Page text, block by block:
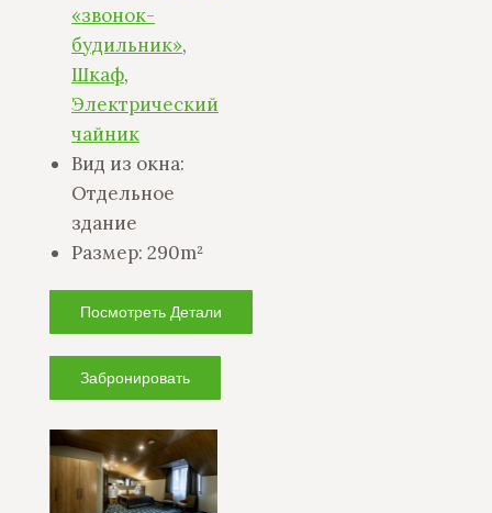
«звонок-
будильник»,
Шкаф,
Электрический
чайник
Вид из окна:
Отдельное
здание
Размер: 290m²
Посмотреть Детали
Забронировать